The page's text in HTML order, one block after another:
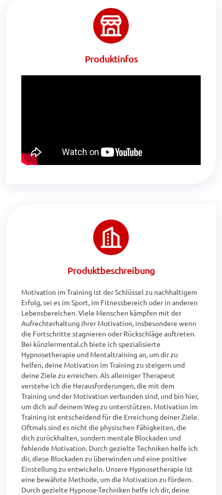
Produktinfos
Produktbeschreibung
Motivation im Training ist der Schlüssel zu nachhaltigem
Erfolg, sei es im Sport, im Fitnessbereich oder in anderen
Lebensbereichen. Viele Menschen kämpfen mit der
Aufrechterhaltung ihrer Motivation, insbesondere wenn
die Fortschritte stagnieren oder Rückschläge auftreten.
Bei künzlermental.ch biete ich spezialisierte
Hypnosetherapie und Mentaltraining an, um dir zu
helfen, deine Motivation im Training zu steigern und
deine Ziele zu erreichen. Als alleiniger Therapeut
verstehe ich die Herausforderungen, die mit dem
Training und der Motivation verbunden sind, und bin hier,
um dich auf deinem Weg zu unterstützen. Motivation im
Training ist entscheidend für die Erreichung deiner Ziele.
Oftmals sind es nicht die physischen Fähigkeiten, die
dich zurückhalten, sondern mentale Blockaden und
fehlende Motivation. Durch gezielte Techniken helfe ich
dir, diese Blockaden zu überwinden und eine positive
Einstellung zu entwickeln. Unsere Hypnosetherapie ist
eine bewährte Methode, um die Motivation zu fördern.
Durch gezielte Hypnose-Techniken helfe ich dir, deine